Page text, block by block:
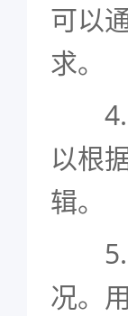
可以
求。
4.
以根
辑。
5.
况。